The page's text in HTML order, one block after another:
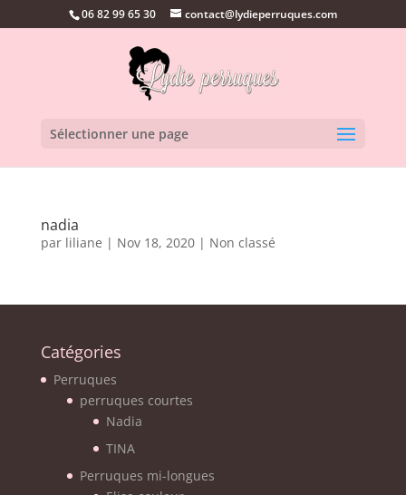
06 82 99 65 30 contact@lydieperruques.com
Sélectionner une page
nadia
par liliane | Nov 18, 2020| Non classé
Catégories
Perruques
perruques courtes
Nadia
TINA
Perruques mi-longues